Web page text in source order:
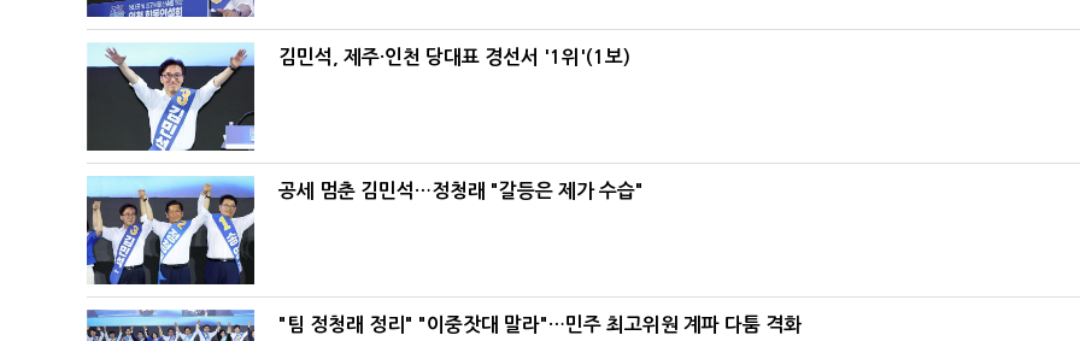
김민석, 제주·인천 당대표 경선서 '1위'(1보)
공세 멈춘 김민석…정청래 "갈등은 제가 수습"
"팀 정청래 정리" "이중잣대 말라"…민주 최고위원 계파 다툼 격화